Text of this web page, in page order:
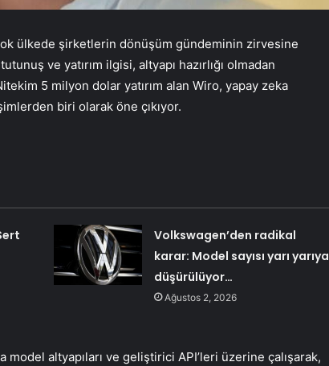
ülkede şirketlerin dönüşüm gündeminin zirvesine
ve yatırım ilgisi, altyapı hazırlığı olmadan
5 milyon dolar yatırım alan Wiro, yapay zeka
biri olarak öne çıkıyor.
Volkswagen’den radikal
karar: Model sayısı yarı yarıya
düşürülüyor…
Ağustos 2, 2026
altyapıları ve geliştirici API’leri üzerine çalışarak,